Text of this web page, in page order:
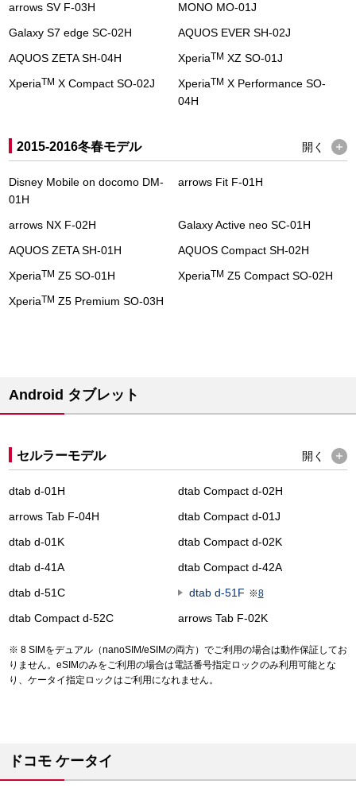
arrows SV F-03H
MONO MO-01J
Galaxy S7 edge SC-02H
AQUOS EVER SH-02J
AQUOS ZETA SH-04H
XperiaTM XZ SO-01J
XperiaTM X Compact SO-02J XperiaTM X Performance SO-
04H
2015-2016冬春モデル 開く
Disney Mobile on docomo DM-
01H
arrows Fit F-01H
arrows NX F-02H
Galaxy Active neo SC-01H
AQUOS ZETA SH-01H
AQUOS Compact SH-02H
XperiaTM Z5 SO-01H XperiaTM Z5 Compact SO-02H
XperiaTM Z5 Premium SO-03H
Android タブレット
セルラーモデル 開く
dtab d-01H
dtab Compact d-02H
arrows Tab F-04H
dtab Compact d-01J
dtab d-01K
dtab Compact d-02K
dtab d-41A
dtab Compact d-42A
dtab d-51C
dtab d-51F ※8
dtab Compact d-52C arrows Tab F-02K
8 SIMをデュアル（nanoSIM/eSIMの両方）でご利用の場合は動作保証してお
りません。eSIMのみをご利用の場合は電話番号指定ロックのみ利用可能とな
り、ケータイ指定ロックはご利用になれません。
ドコモ ケータイ